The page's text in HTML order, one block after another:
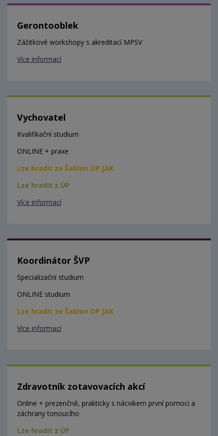
Gerontooblek
Zážitkové workshopy s akreditací MPSV
Více informací
Vychovatel
Kvalifikační studium
ONLINE + praxe
Lze hradit ze Šablon OP JAK
Lze hradit z ÚP
Více informací
Koordinátor ŠVP
Specializační studium
ONLINE studium
Lze hradit ze Šablon OP JAK
Více informací
Zdravotník zotavovacích akcí
Online + prezenčně, prakticky s nácvikem první pomoci a
záchrany tonoucího
Lze hradit z ÚP